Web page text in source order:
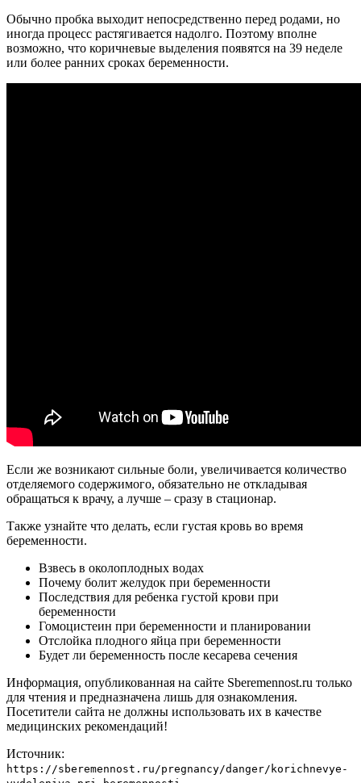
Обычно пробка выходит непосредственно перед родами, но
иногда процесс растягивается надолго. Поэтому вполне
возможно, что коричневые выделения появятся на 39 неделе
или более ранних сроках беременности.
Если же возникают сильные боли, увеличивается количество
отделяемого содержимого, обязательно не откладывая
обращаться к врачу, а лучше – сразу в стационар.
Также узнайте что делать, если густая кровь во время
беременности.
Взвесь в околоплодных водах
Почему болит желудок при беременности
Последствия для ребенка густой крови при
беременности
Гомоцистеин при беременности и планировании
Отслойка плодного яйца при беременности
Будет ли беременность после кесарева сечения
Информация, опубликованная на сайте Sberemennost.ru только
для чтения и предназначена лишь для ознакомления.
Посетители сайта не должны использовать их в качестве
медицинских рекомендаций!
Источник:
https://sberemennost.ru/pregnancy/danger/korichnevye-